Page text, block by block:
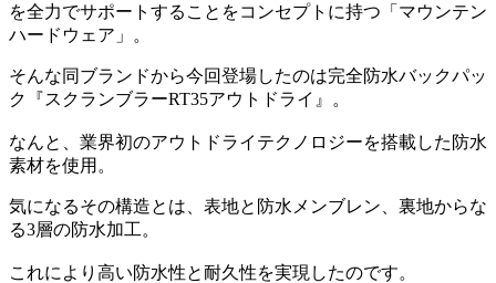
を全力でサポートすることをコンセプトに持つ「マウンテン
ハードウェア」。
そんな同ブランドから今回登場したのは完全防水バックパッ
ク『スクランブラーRT35アウトドライ』。
なんと、業界初のアウトドライテクノロジーを搭載した防水
素材を使用。
気になるその構造とは、表地と防水メンブレン、裏地からな
る3層の防水加工。
これにより高い防水性と耐久性を実現したのです。